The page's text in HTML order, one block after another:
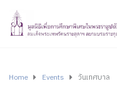
Home Events วันเทศบาล